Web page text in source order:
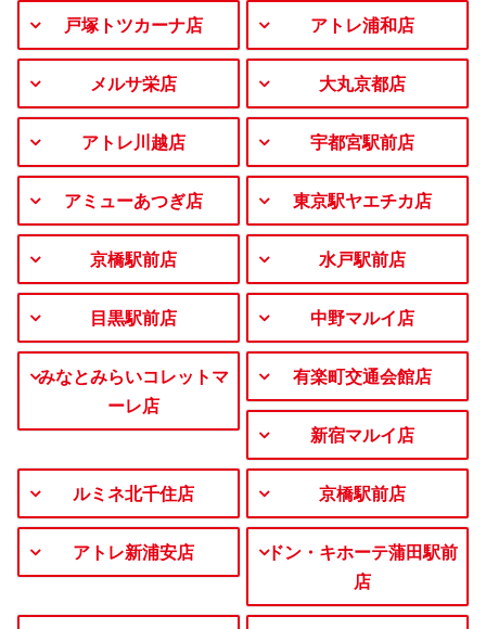
戸塚トツカーナ店 アトレ浦和店
メルサ栄店 大丸京都店
アトレ川越店 宇都宮駅前店
アミューあつぎ店 東京駅ヤエチカ店
京橋駅前店 水戸駅前店
目黒駅前店 中野マルイ店
みなとみらいコレットマ
ーレ店
有楽町交通会館店
新宿マルイ店
ルミネ北千住店 京橋駅前店
アトレ新浦安店
ドン・キホーテ蒲田駅前
店